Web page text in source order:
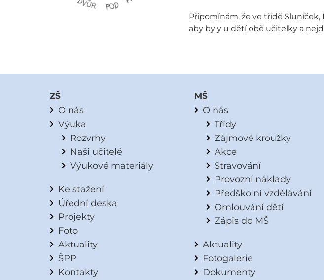
Připomínám, že ve třídě
aby byly u dětí obě učitelky a
ZŠ
O nás
Výuka
Rozvrhy
Naši učitelé
Výukové materiály
Ke stažení
Úřední deska
Projekty
Foto
Aktuality
ŠPP
Kontakty
MŠ
O nás
Třídy
Zájmové kroužky
Akce
Stravování
Provozní náklady
Předškolní vzdělávání
Omlouvání dětí
Zápis do MŠ
Aktuality
Fotogalerie
Dokumenty